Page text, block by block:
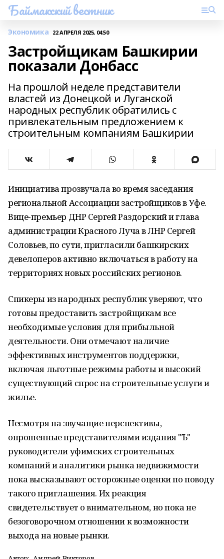
Баймакский вестник
Экономика 22 АПРЕЛЯ 2025, 04:50
Застройщикам Башкирии
показали Донбасс
На прошлой неделе представители
властей из Донецкой и Луганской
народных республик обратились с
привлекательным предложением к
строительным компаниям Башкирии
Инициатива прозвучала во время заседания
региональной Ассоциации застройщиков в Уфе.
Вице-премьер ДНР Сергей Раздорский и глава
администрации Красного Луча в ЛНР Сергей
Соловьев, по сути, пригласили башкирских
девелоперов активно включаться в работу на
территориях новых российских регионов.
Спикеры из народных республик уверяют, что
готовы предоставить застройщикам все
необходимые условия для прибыльной
деятельности. Они отмечают наличие
эффективных инструментов поддержки,
включая льготные режимы работы и высокий
существующий спрос на строительные услуги и
жилье.
Несмотря на звучащие перспективы,
опрошенные представителями издания "Ъ"
руководители уфимских строительных
компаний и аналитики рынка недвижимости
пока высказывают осторожные оценки по поводу
такого приглашения. Их реакция
свидетельствует о внимательном, но пока не
безоговорочном отношении к возможности
выхода на новые рынки.